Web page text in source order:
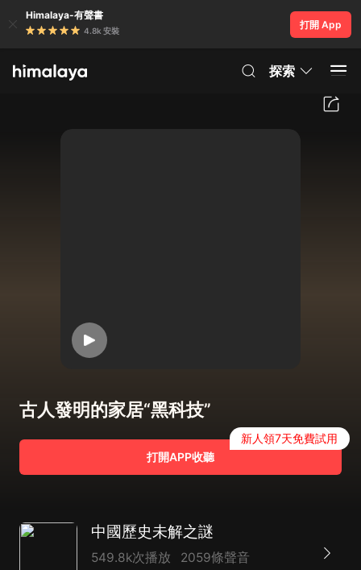
Himalaya-有聲書
4.8k 安裝
打開 App
探索
古人發明的家居“黑科技”
打開APP收聽
新人領7天免費試用
中國歷史未解之謎
549.8k次播放 2059條聲音